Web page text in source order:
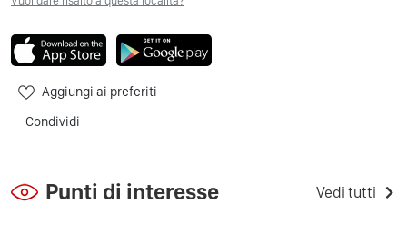
Aggiungi ai preferiti
Condividi
Punti di interesse Vedi tutti